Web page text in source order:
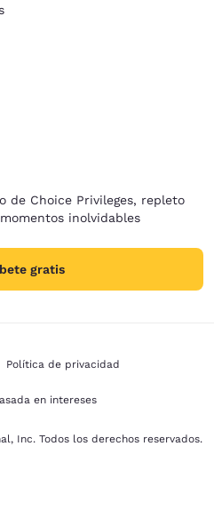
de Choice Privileges, repleto
inolvidables
gratis
Política de privacidad
en intereses
Inc. Todos los derechos reservados.